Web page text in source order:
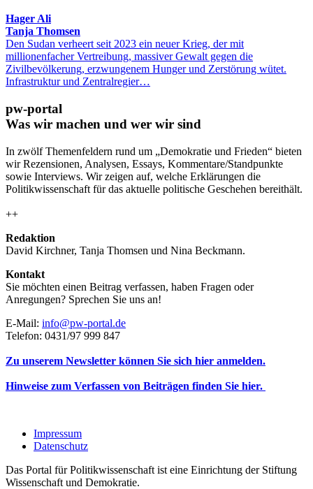
Hager Ali
Tanja Thomsen
Den Sudan verheert seit 2023 ein neuer Krieg, der mit
millionenfacher Vertreibung, massiver Gewalt gegen die
Zivilbevölkerung, erzwungenem Hunger und Zerstörung wütet.
Infrastruktur und Zentralregier…
pw-portal
Was wir machen und wer wir sind
In zwölf Themenfeldern rund um „Demokratie und Frieden“ bieten
wir Rezensionen, Analysen, Essays, Kommentare/Standpunkte
sowie Interviews. Wir zeigen auf, welche Erklärungen die
Politikwissenschaft für das aktuelle politische Geschehen bereithält.
++
Redaktion
David Kirchner, Tanja Thomsen und Nina Beckmann.
Kontakt
Sie möchten einen Beitrag verfassen, haben Fragen oder
Anregungen? Sprechen Sie uns an!
E-Mail: info@pw-portal.de
Telefon: 0431/97 999 847
Zu unserem Newsletter können Sie sich hier anmelden.
Hinweise zum Verfassen von Beiträgen finden Sie hier.
Impressum
Datenschutz
Das Portal für Politikwissenschaft ist eine Einrichtung der Stiftung
Wissenschaft und Demokratie.